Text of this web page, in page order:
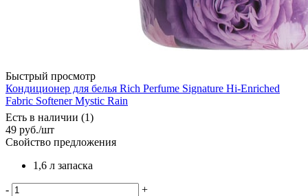
Быстрый просмотр
Кондиционер для белья Rich Perfume Signature Hi-Enriched
Fabric Softener Mystic Rain
Есть в наличии (1)
49 руб./шт
Свойство предложения
1,6 л запаска
-
+